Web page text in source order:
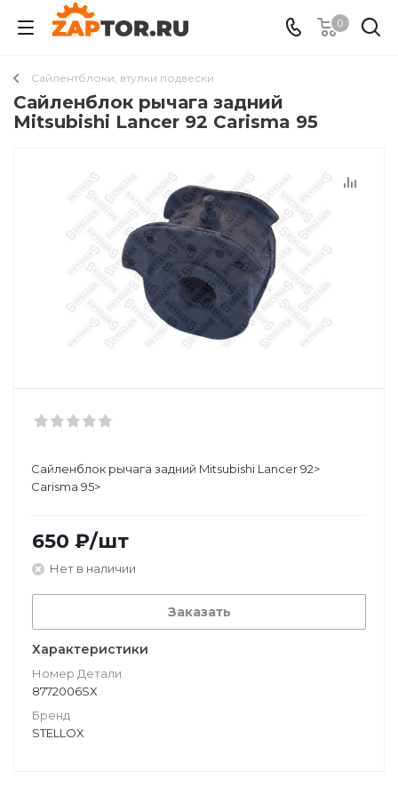
0
Сайлентблоки, втулки подвески
Сайленблок рычага задний
Mitsubishi Lancer 92 Carisma 95
Сайленблок рычага задний Mitsubishi Lancer 92>
Carisma 95>
650 ₽/шт
Нет в наличии
Заказать
Характеристики
Номер Детали
8772006SX
Бренд
STELLOX